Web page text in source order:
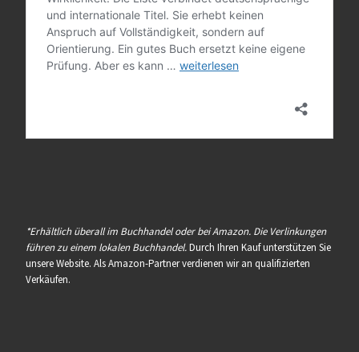
*Erhältlich überall im Buchhandel oder bei Amazon. Die Verlinkungen
führen zu einem lokalen Buchhandel.Durch Ihren Kauf unterstützen Sie
unsere Website. Als Amazon-Partner verdienen wir an qualifizierten
Verkäufen.